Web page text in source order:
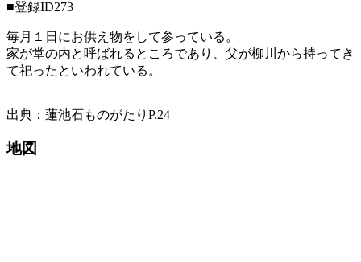
■登録ID273
毎月１日にお供え物をして参っている。
家が堂の内と呼ばれるところであり、父が柳川から持ってき
て祀ったといわれている。
出典：蓮池石ものがたりP.24
地図